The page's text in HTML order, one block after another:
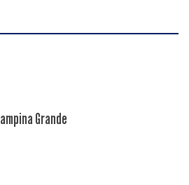
Grande